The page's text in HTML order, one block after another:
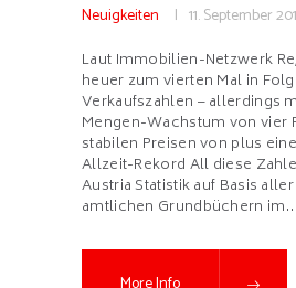
Neuigkeiten 11. September
Laut Immobilien-Netzwerk
heuer zum vierten Mal in
Verkaufszahlen – allerdings
Mengen-Wachstum von vier
stabilen Preisen von plus
Allzeit-Rekord All diese
Austria Statistik auf Basis
amtlichen Grundbüchern im…